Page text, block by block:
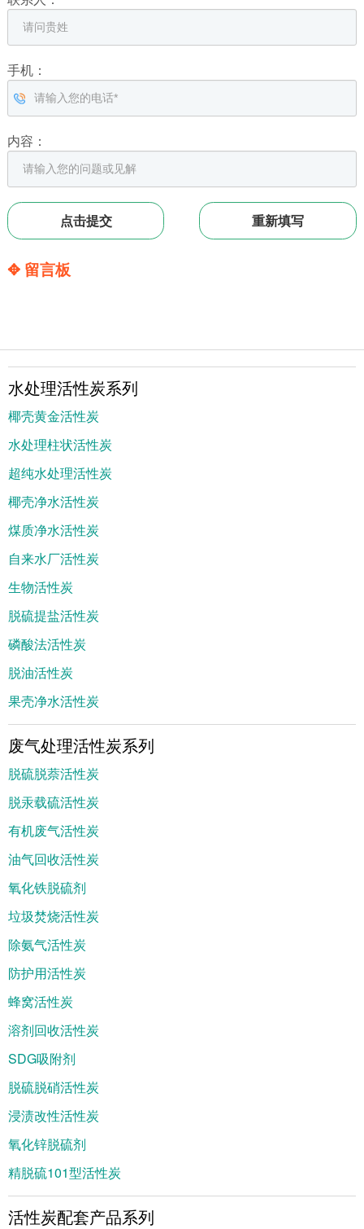
手机：
内容：
✥ 留言板
水处理活性炭系列
椰壳黄金活性炭
水处理柱状活性炭
超纯水处理活性炭
椰壳净水活性炭
煤质净水活性炭
自来水厂活性炭
生物活性炭
脱硫提盐活性炭
磷酸法活性炭
脱油活性炭
果壳净水活性炭
废气处理活性炭系列
脱硫脱萘活性炭
脱汞载硫活性炭
有机废气活性炭
油气回收活性炭
氧化铁脱硫剂
垃圾焚烧活性炭
除氨气活性炭
防护用活性炭
蜂窝活性炭
溶剂回收活性炭
SDG吸附剂
脱硫脱硝活性炭
浸渍改性活性炭
氧化锌脱硫剂
精脱硫101型活性炭
活性炭配套产品系列